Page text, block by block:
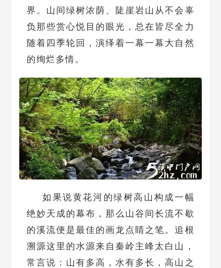
界。山间绿树浓荫、陡崖岩山从不会辜
负那些赏心悦目的眼光，总在皆尽全力
随着四季轮回，演绎着一幕一幕大自然
的绚烂多情。
如果说黄花河的绿树高山构成一幅
绝妙天成的幕布，那么山谷间长流不歇
的溪流便是最佳的画龙点睛之笔。追根
溯源这里的水源来自秦岭主峰太白山，
常言说：山有多高，水有多长，高山之